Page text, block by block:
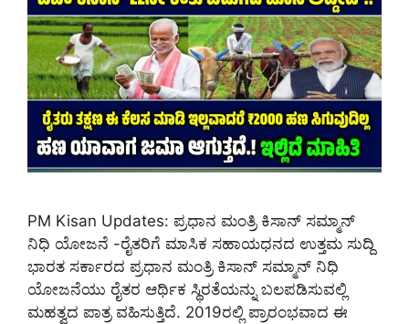
PM Kisan Updates: ಪ್ರಧಾನ ಮಂತ್ರಿ ಕಿಸಾನ್ ಸಮ್ಮಾನ್
ನಿಧಿ ಯೋಜನೆ -ರೈತರಿಗೆ ಮಾಸಿಕ ಸಹಾಯಧನದ ಉತ್ತಮ ಸುದ್ದಿ
ಭಾರತ ಸರ್ಕಾರದ ಪ್ರಧಾನ ಮಂತ್ರಿ ಕಿಸಾನ್ ಸಮ್ಮಾನ್ ನಿಧಿ
ಯೋಜನೆಯು ರೈತರ ಆರ್ಥಿಕ ಸ್ಥಿರತೆಯನ್ನು ಬಲಪಡಿಸುವಲ್ಲಿ
ಮಹತ್ವದ ಪಾತ್ರ ವಹಿಸುತ್ತಿದೆ. 2019ರಲ್ಲಿ ಪ್ರಾರಂಭವಾದ ಈ